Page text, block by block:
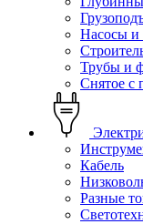
Насосы и
Трубы и
Снятое с
Кабель
Разные